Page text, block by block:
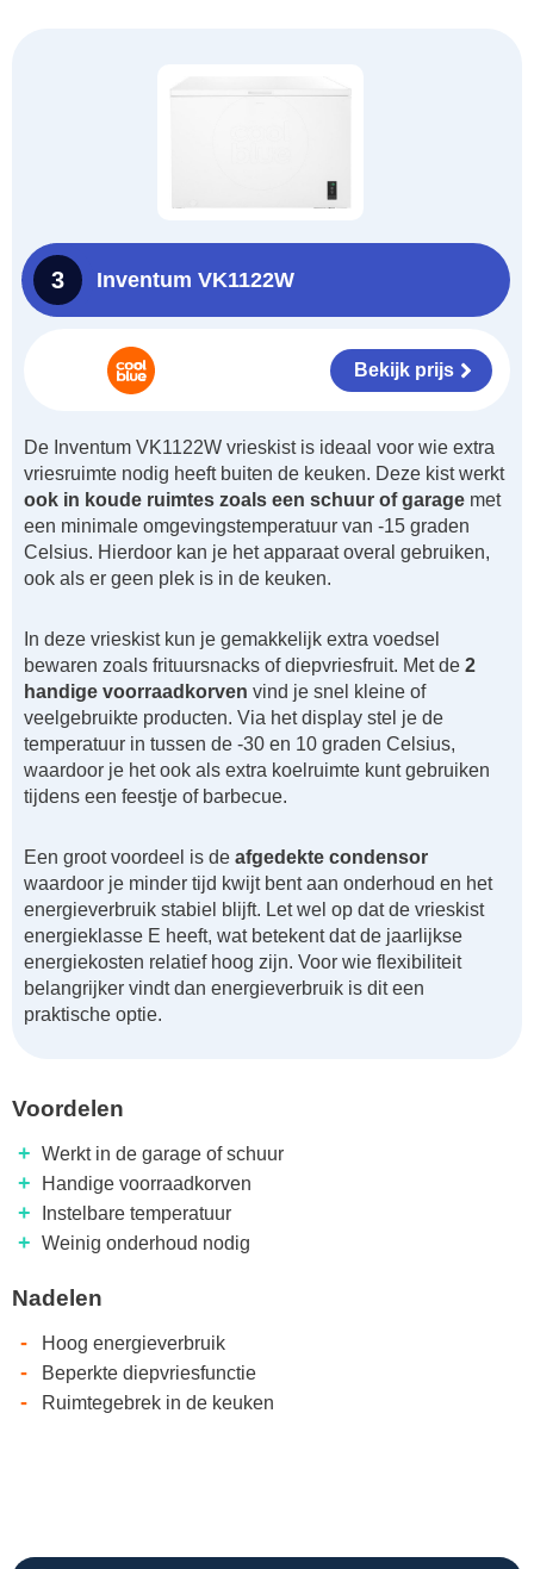
3 Inventum VK1122W
Bekijk prijs
De Inventum VK1122W vrieskist is ideaal voor wie extra
vriesruimte nodig heeft buiten de keuken. Deze kist werkt
ook in koude ruimtes zoals een schuur of garage met
een minimale omgevingstemperatuur van -15 graden
Celsius. Hierdoor kan je het apparaat overal gebruiken,
ook als er geen plek is in de keuken.
In deze vrieskist kun je gemakkelijk extra voedsel
bewaren zoals frituursnacks of diepvriesfruit. Met de 2
handige voorraadkorven vind je snel kleine of
veelgebruikte producten. Via het display stel je de
temperatuur in tussen de -30 en 10 graden Celsius,
waardoor je het ook als extra koelruimte kunt gebruiken
tijdens een feestje of barbecue.
Een groot voordeel is de afgedekte condensor
waardoor je minder tijd kwijt bent aan onderhoud en het
energieverbruik stabiel blijft. Let wel op dat de vrieskist
energieklasse E heeft, wat betekent dat de jaarlijkse
energiekosten relatief hoog zijn. Voor wie flexibiliteit
belangrijker vindt dan energieverbruik is dit een
praktische optie.
Voordelen
+ Werkt in de garage of schuur
+ Handige voorraadkorven
+ Instelbare temperatuur
+ Weinig onderhoud nodig
Nadelen
- Hoog energieverbruik
- Beperkte diepvriesfunctie
- Ruimtegebrek in de keuken